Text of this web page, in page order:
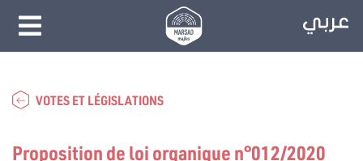
VOTES ET LÉGISLATIONS
Proposition de loi organique n°012/2020